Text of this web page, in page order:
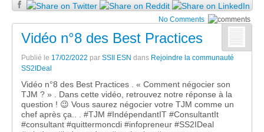
No Comments
Vidéo n°8 des Best Practices
Publié le 17/02/2022 par SSII ESN dans Rejoindre la communauté
SS2IDeal
Vidéo n°8 des Best Practices . « Comment négocier son
TJM ? » . Dans cette vidéo, retrouvez notre réponse à la
question ! 😉 Vous saurez négocier votre TJM comme un
chef après ça.. . #TJM #IndépendantIT #ConsultantIt
#consultant #quittermoncdi #infopreneur #SS2IDeal